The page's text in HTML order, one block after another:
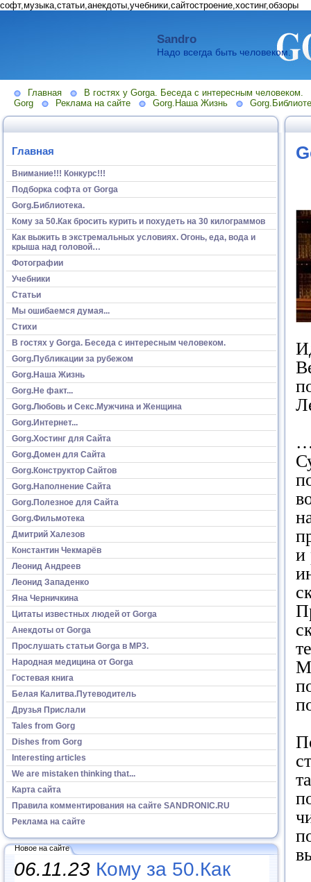
софт,музыка,статьи,анекдоты,учебники,сайтостроение,хостинг,обзоры
Sandro
Надо всегда быть человеком.
Главная
В гостях у Gorga. Беседа с интересным человеком.
Gorg
Реклама на сайте Gorg.Наша Жизнь
Главная
Внимание!!! Конкурс!!!
Подборка софта от Gorga
Gorg.Библиотека.
Кому за 50.Как бросить курить и похудеть на 30 килограммов
Как выжить в экстремальных условиях. Огонь, еда, вода и
крыша над головой…
Фотографии
Учебники
Статьи
Мы ошибаемся думая...
Стихи
В гостях у Gorga. Беседа с интересным человеком.
Gorg.Публикации за рубежом
Gorg.Наша Жизнь
Gorg.Не факт...
Gorg.Любовь и Секс.Мужчина и Женщина
Gorg.Интернет...
Gorg.Хостинг для Сайта
Gorg.Домен для Сайта
Gorg.Конструктор Сайтов
Gorg.Наполнение Сайта
Gorg.Полезное для Сайта
Gorg.Фильмотека
Дмитрий Халезов
Константин Чекмарёв
Леонид Андреев
Леонид Западенко
Яна Черничкина
Цитаты известных людей от Gorga
Анекдоты от Gorga
Прослушать статьи Gorga в МР3.
Народная медицина от Gorga
Гостевая книга
Белая Калитва.Путеводитель
Друзья Прислали
Tales from Gorg
Dishes from Gorg
Interesting articles
We are mistaken thinking that...
Карта сайта
Правила комментирования на сайте SANDRONIC.RU
Реклама на сайте
Новое на сайте
06.11.23 Кому за 50.Как
и